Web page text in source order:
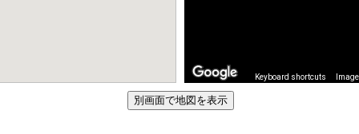
Keyboard shortcuts